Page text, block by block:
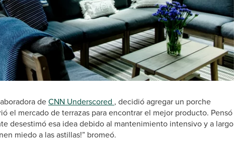
deCNN Underscored , decidió agregar un porche
el mercado de terrazas para encontrar el mejor producto. Pensó
desestimó esa idea debido al mantenimiento intensivo y a largo
miedo a las astillas!” bromeó.